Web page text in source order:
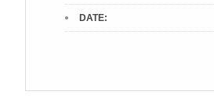
DATE: